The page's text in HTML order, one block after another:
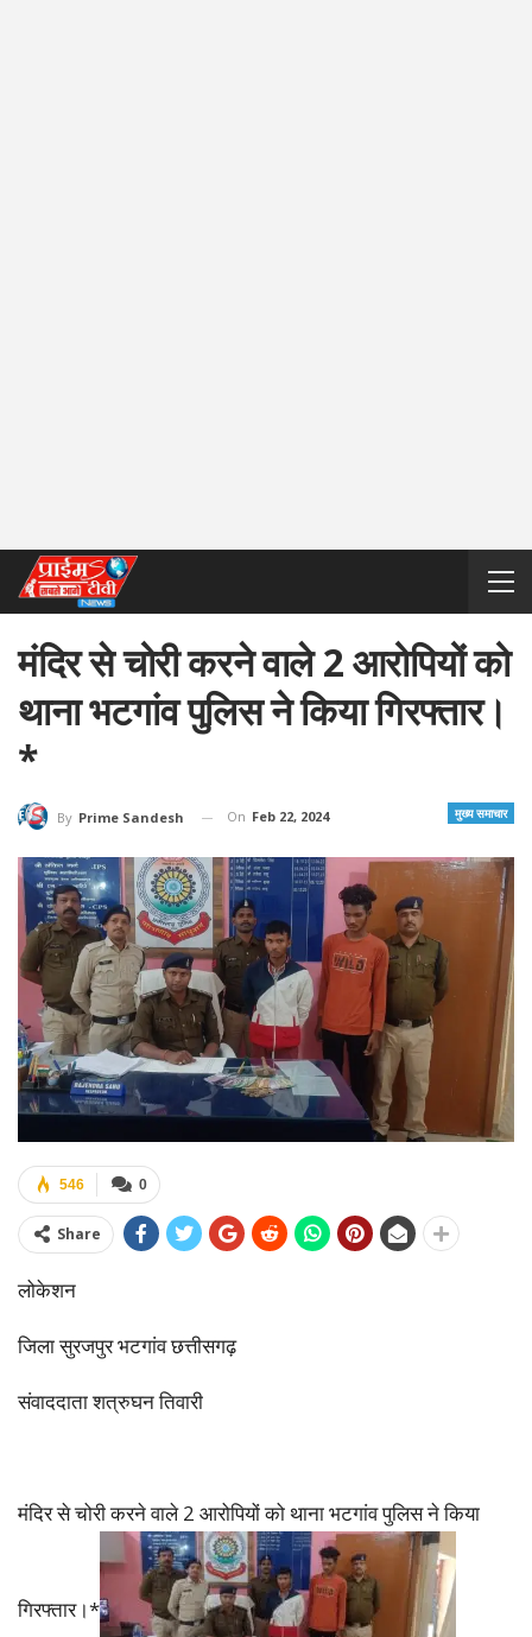
मंदिर से चोरी करने वाले 2 आरोपियों को
थाना भटगांव पुलिस ने किया गिरफ्तार।
*
मुख्य समाचार
By Prime Sandesh On Feb 22, 2024
0
546
Share
लोकेशन
जिला सुरजपुर भटगांव छत्तीसगढ़
संवाददाता शत्रुघन तिवारी
मंदिर से चोरी करने वाले 2 आरोपियों को थाना भटगांव पुलिस ने किया
गिरफ्तार।*